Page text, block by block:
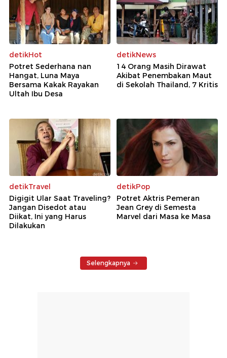
detikHot
Potret Sederhana nan
Hangat, Luna Maya
Bersama Kakak Rayakan
Ultah Ibu Desa
detikNews
14 Orang Masih Dirawat
Akibat Penembakan Maut
di Sekolah Thailand, 7 Kritis
detikTravel
Digigit Ular Saat Traveling?
Jangan Disedot atau
Diikat, Ini yang Harus
Dilakukan
detikPop
Potret Aktris Pemeran
Jean Grey di Semesta
Marvel dari Masa ke Masa
Selengkapnya